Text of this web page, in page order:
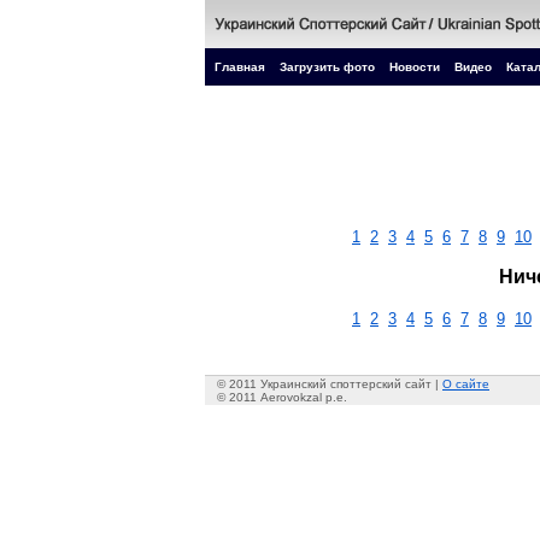
Главная Загрузить фото Новости Видео
1 2 3 4 5 6 7 8 9 10
1 2 3 4 5 6 7 8 9 10
© 2011 Украинский споттерский сайт | О сайте
© 2011 Aerovokzal p.e.